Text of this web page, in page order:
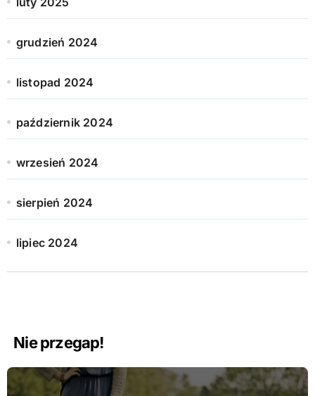
grudzień 2024
listopad 2024
październik 2024
wrzesień 2024
sierpień 2024
lipiec 2024
Nie przegap!